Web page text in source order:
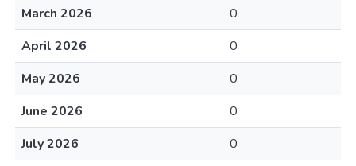
March 2026
0
April 2026
0
May 2026
0
June 2026
0
July 2026
0